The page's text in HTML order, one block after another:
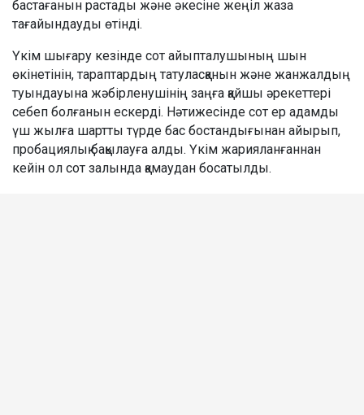
бастағанын растады және әкесіне жеңіл жаза
тағайындауды өтінді.
Үкім шығару кезінде сот айыпталушының шын
өкінетінін, тараптардың татуласқанын және жанжалдың
туындауына жәбірленушінің заңға қайшы әрекеттері
себеп болғанын ескерді. Нәтижесінде сот ер адамды
үш жылға шартты түрде бас бостандығынан айырып,
пробациялық бақылауға алды. Үкім жарияланғаннан
кейін ол сот залында қамаудан босатылды.